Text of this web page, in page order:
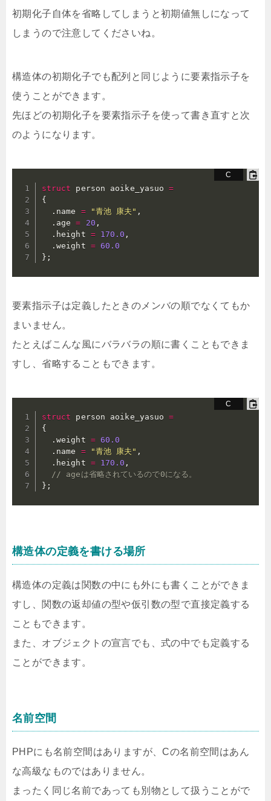
初期化子自体を省略してしまうと初期値無しになって
しまうので注意してくださいね。
構造体の初期化子でも配列と同じように要素指示子を
使うことができます。
先ほどの初期化子を要素指示子を使って書き直すと次
のようになります。
struct person aoike_yasuo =
{
. name = "青池 康夫" ,
. age = 20 ,
. height = 170.0 ,
.weight = 60.0
} ;
要素指示子は定義したときのメンバの順でなくてもか
まいません。
たとえばこんな風にバラバラの順に書くこともできま
すし、省略することもできます。
struct person aoike_yasuo =
{
.weight = 60.0
. name = "青池 康夫" ,
. height = 170.0 ,
// ageは省略されているので0になる。
} ;
構造体の定義を書ける場所
構造体の定義は関数の中にも外にも書くことができま
すし、関数の返却値の型や仮引数の型で直接定義する
こともできます。
また、オブジェクトの宣言でも、式の中でも定義する
ことができます。
名前空間
PHPにも名前空間はありますが、Cの名前空間はあん
な高級なものではありません。
まったく同じ名前であっても別物として扱うことがで